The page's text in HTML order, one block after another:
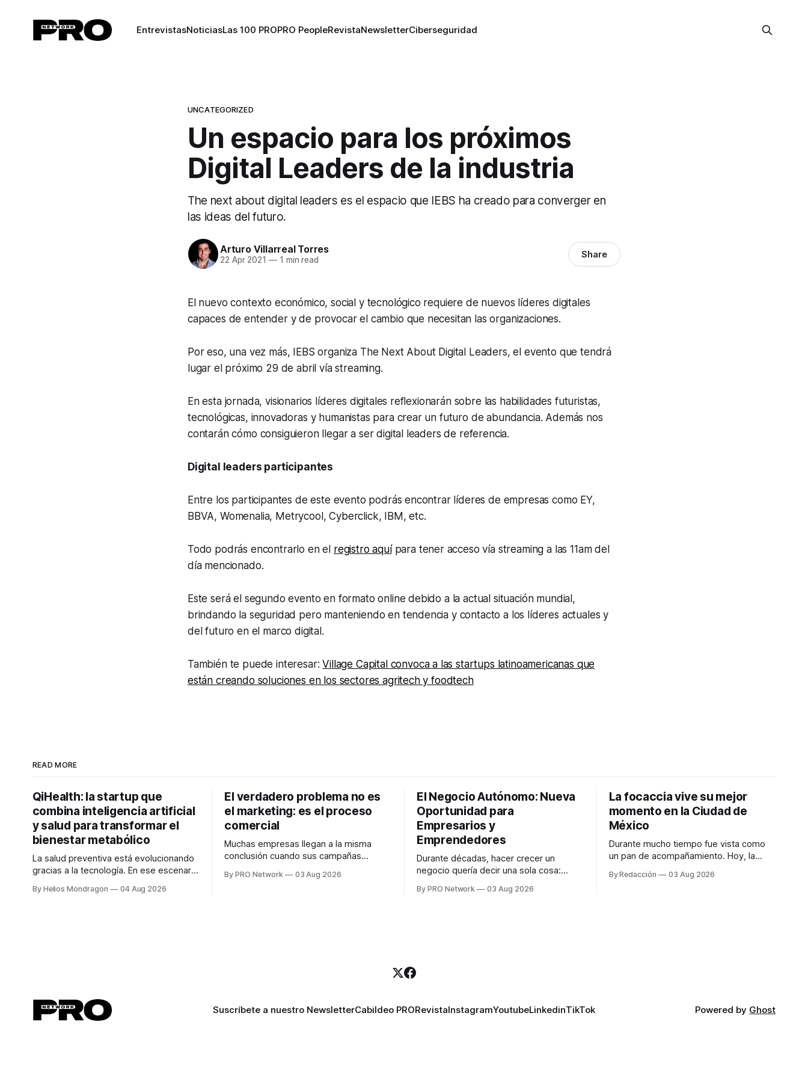
EntrevistasNoticiasLas 100 PROPRO PeopleRevistaNewsletterCiberseguridad
UNCATEGORIZED
Un espacio para los próximos
Digital Leaders de la industria
The next about digital leaders es el espacio que IEBS ha creado para converger en
las ideas del futuro.
Arturo Villarreal Torres
22 Apr 2021 —1 min read Share
El nuevo contexto económico, social y tecnológico requiere de nuevos líderes digitales
capaces de entender y de provocar el cambio que necesitan las organizaciones.
Por eso, una vez más, IEBS organiza The Next About Digital Leaders, el evento que tendrá
lugar el próximo 29 de abril víastreaming.
En esta jornada, visionarios líderes digitales reflexionarán sobre las habilidades futuristas,
tecnológicas, innovadoras y humanistas para crear un futuro de abundancia. Además nos
contarán cómo consiguieron llegar a ser digital leaders de referencia.
Digital leaders participantes
Entre los participantes de este evento podrás encontrar líderes de empresas como EY,
BBVA, Womenalia, Metrycool, Cyberclick, IBM, etc.
Todo podrás encontrarlo en el registro aquípara tener acceso vía streaming a las 11am del
día mencionado.
Este será el segundo evento en formato online debido a la actual situación mundial,
brindando la seguridad pero manteniendo en tendencia y contacto a los líderes actuales y
del futuro en el marco digital.
También te puede interesar:Village Capital convoca a las startups latinoamericanas que
están creando soluciones en los sectores agritech y foodtech
READ MORE
QiHealth: la startup que
combina inteligencia artificial
y salud para transformar el
bienestar metabólico
La salud preventiva está evolucionando
gracias a la tecnología. En ese escenario
desarrolla un ecosistema digital capaz
By Helios Mondragon 04 Aug 2026
El verdadero problema no es
el marketing: es el proceso
comercial
Muchas empresas llegan a la misma
conclusión cuando sus campañas
marketing no funciona". Sin embargo,
By PRO Network 03 Aug 2026
El Negocio Autónomo: Nueva
Oportunidad para
Empresarios y
Emprendedores
Durante décadas, hacer crecer un
negocio quería decir una sola cosa:
anuncios, un especialista en marketing
By PRO Network 03 Aug 2026
La focaccia vive su mejor
momento en la Ciudad de
México
Durante mucho tiempo fue vista como
un pan de acompañamiento. Hoy, la
platillos favoritos de quienes buscan
By Redacción 03 Aug 2026
Suscríbete a nuestro NewsletterCabildeo PRORevistaInstagramYoutubeLinkedinTikTok Powered by Ghost